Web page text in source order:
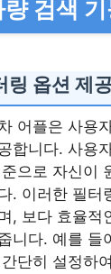
검색
링 옵션 제
어플은 사용
합니다. 사용
으로 자신이
. 이러한 필터
, 보다 효율적
니다. 예를 들
단히 설정하